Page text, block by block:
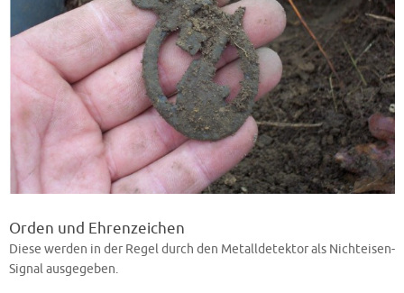
Orden und Ehrenzeichen
Diese werden in der Regel durch den Metalldetektor als Nichteisen-
Signal ausgegeben.